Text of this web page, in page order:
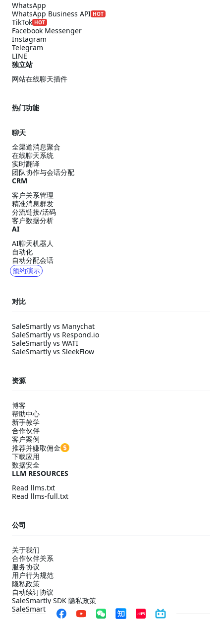
WhatsApp
WhatsApp Business API HOT
TikTok HOT
Facebook Messenger
Instagram
Telegram
LINE
独立站
网站在线聊天插件
热门功能
聊天
全渠道消息聚合
在线聊天系统
实时翻译
团队协作与会话分配
CRM
客户关系管理
精准消息群发
分流链接/活码
客户数据分析
AI
AI聊天机器人
自动化
自动分配会话
预约演示
对比
SaleSmartly vs Manychat
SaleSmartly vs Respond.io
SaleSmartly vs WATI
SaleSmartly vs SleekFlow
资源
博客
帮助中心
新手教学
合作伙伴
客户案例
推荐并赚取佣金
下载应用
数据安全
LLM RESOURCES
Read llms.txt
Read llms-full.txt
公司
关于我们
合作伙伴关系
服务协议
用户行为规范
隐私政策
自动续订协议
SaleSmartly SDK 隐私政策
SaleSmartly SDK 合规配置指引